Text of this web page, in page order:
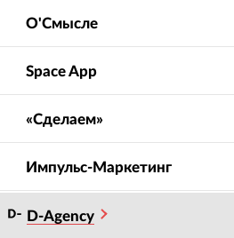
О'Смысле
Space App
«Сделаем»
Импульс-Маркетинг
D-Agency